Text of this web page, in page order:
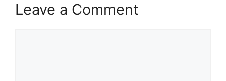
Leave a Comment